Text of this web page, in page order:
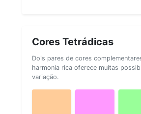
Cores Tetrádicas
Dois pares de cores
harmonia rica oferece muitas
variação.